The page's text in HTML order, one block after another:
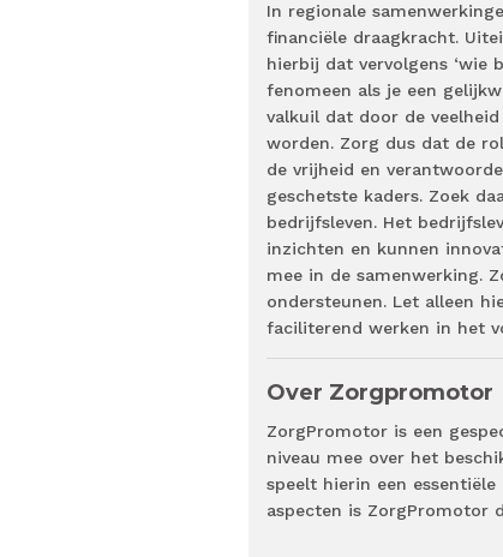
In regionale
financiële draagkracht.
hierbij dat vervolgens ‘wie
fenomeen als je een
valkuil dat door de
worden. Zorg dus dat de
de vrijheid en
geschetste kaders. Zoek
bedrijfsleven. Het
inzichten en kunnen
mee in de samenwerking.
ondersteunen. Let alleen
faciliterend werken in het
Over Zorgpromotor
ZorgPromotor is een
niveau mee over het
speelt hierin een
aspecten is ZorgPromotor